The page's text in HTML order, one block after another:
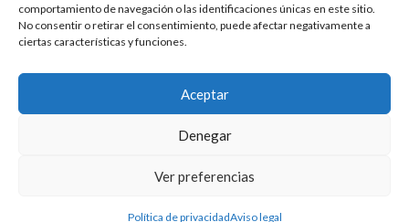
comportamiento de navegación o las identificaciones únicas en este sitio.
No consentir o retirar el consentimiento, puede afectar negativamente a
ciertas características y funciones.
Aceptar
Denegar
Ver preferencias
Política de privacidadAviso legal
Aviso Legal
Política de Cookies
2024 © AFANAS Jerez. Todos los derechos reservados.